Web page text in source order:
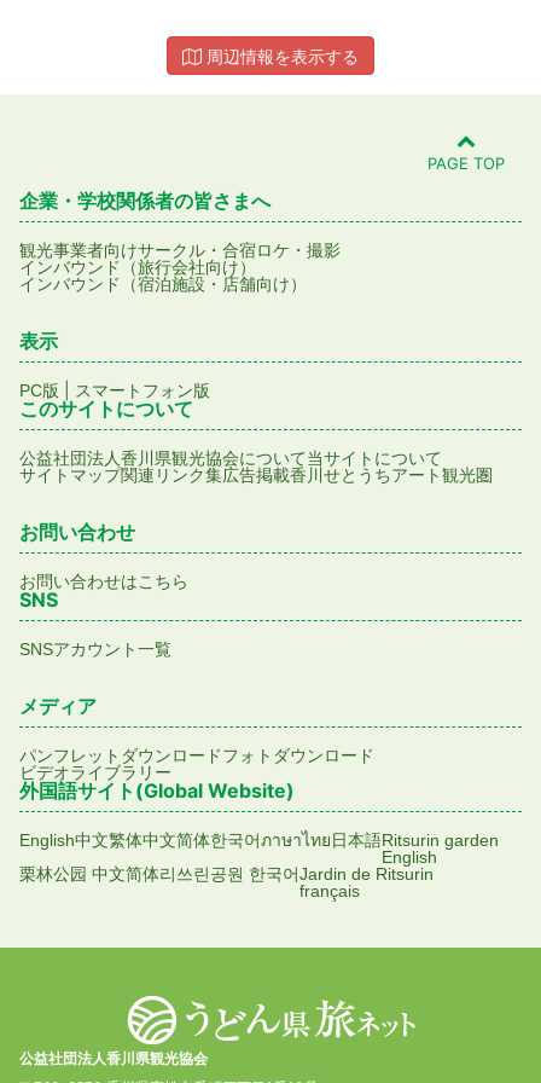
周辺情報を表示する
PAGE TOP
企業・学校関係者の皆さまへ
観光事業者向けサークル・合宿ロケ・撮影
インバウンド（旅行会社向け）
インバウンド（宿泊施設・店舗向け）
表示
PC版 スマートフォン版
このサイトについて
公益社団法人香川県観光協会について当サイトについて
サイトマップ関連リンク集広告掲載香川せとうちアート観光圏
お問い合わせ
お問い合わせはこちら
SNS
SNSアカウント一覧
メディア
パンフレットダウンロードフォトダウンロード
ビデオライブラリー
外国語サイト(Global Website)
English中文繁体中文简体한국어ภาษาไทย日本語Ritsurin garden
English
栗林公园 中文简体리쓰린공원 한국어Jardin de Ritsurin
français
公益社団法人香川県観光協会